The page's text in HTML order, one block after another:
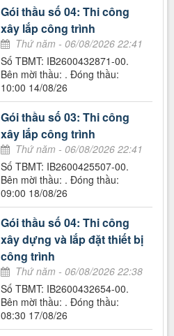
Gói thầu số 04: Thi công
xây lắp công trình
Thứ năm - 06/08/2026 22:41
Số TBMT: IB2600432871-00.
Bên mời thầu: . Đóng thầu:
10:00 14/08/26
Gói thầu số 03: Thi công
xây lắp công trình
Thứ năm - 06/08/2026 22:41
Số TBMT: IB2600425507-00.
Bên mời thầu: . Đóng thầu:
09:00 18/08/26
Gói thầu số 04: Thi công
xây dựng và lắp đặt thiết bị
công trình
Thứ năm - 06/08/2026 22:38
Số TBMT: IB2600432654-00.
Bên mời thầu: . Đóng thầu:
08:30 17/08/26